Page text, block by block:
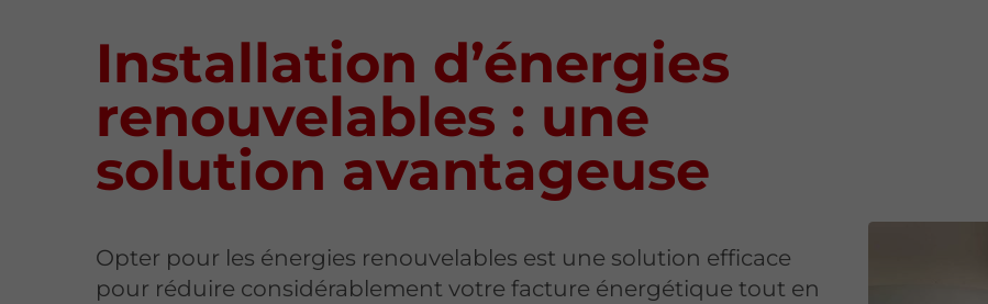
Installation d’énergies
renouvelables : une
solution avantageuse
Opter pour les énergies renouvelables est une solution efficace
pour réduire considérablement votre facture énergétique tout en